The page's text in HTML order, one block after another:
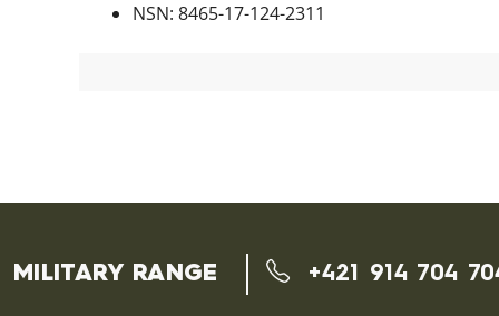
NSN: 8465-17-124-2311
MILITARY RANGE +421 914 704